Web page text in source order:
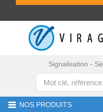
Signalisation -
NOS PRODUITS